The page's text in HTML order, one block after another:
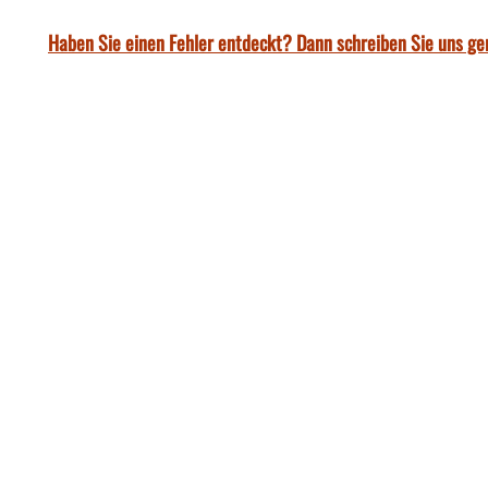
Haben Sie einen Fehler entdeckt? Dann schreiben Sie uns